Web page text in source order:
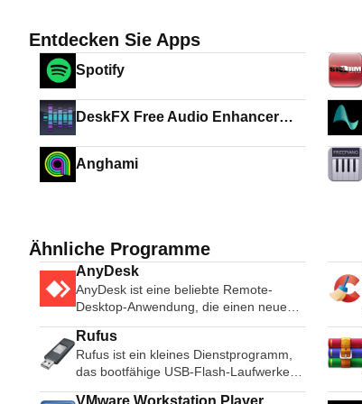
Entdecken Sie Apps
Spotify
DeskFX Free Audio Enhancer
Anghami
Ähnliche Programme
AnyDesk
AnyDesk ist eine beliebte Remote-
Desktop-Anwendung, die einen neuen
Videocodec verwendet, der speziell für
frisch aussehende grafische
Benutzeroberflächen entwickelt wurde.
AnyDesk-Software ist vielseitig, sicher
und leichtgewichtig. Die Software
Rufus
Rufus ist ein kleines Dienstprogramm,
das bootfähige USB-Flash-Laufwerke,
wie USB-Sticks oder Pen-Drives, und
VMware Workstation Player